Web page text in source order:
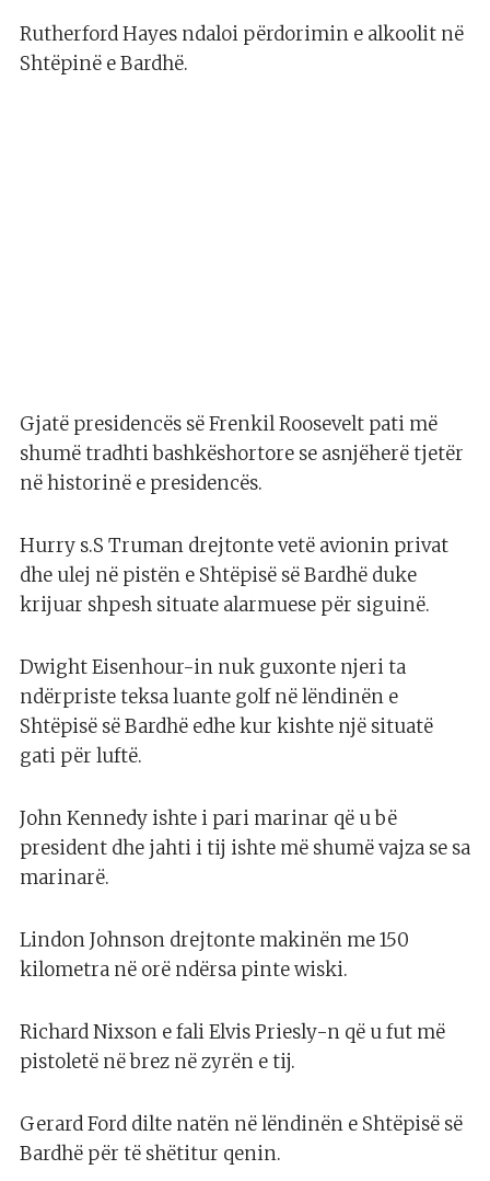
Rutherford Hayes ndaloi përdorimin e alkoolit në
Shtëpinë e Bardhë.
Gjatë presidencës së Frenkil Roosevelt pati më
shumë tradhti bashkëshortore se asnjëherë tjetër
në historinë e presidencës.
Hurry s.S Truman drejtonte vetë avionin privat
dhe ulej në pistën e Shtëpisë së Bardhë duke
krijuar shpesh situate alarmuese për siguinë.
Dwight Eisenhour-in nuk guxonte njeri ta
ndërpriste teksa luante golf në lëndinën e
Shtëpisë së Bardhë edhe kur kishte një situatë
gati për luftë.
John Kennedy ishte i pari marinar që u bë
president dhe jahti i tij ishte më shumë vajza se sa
marinarë.
Lindon Johnson drejtonte makinën me 150
kilometra në orë ndërsa pinte wiski.
Richard Nixson e fali Elvis Priesly-n që u fut më
pistoletë në brez në zyrën e tij.
Gerard Ford dilte natën në lëndinën e Shtëpisë së
Bardhë për të shëtitur qenin.